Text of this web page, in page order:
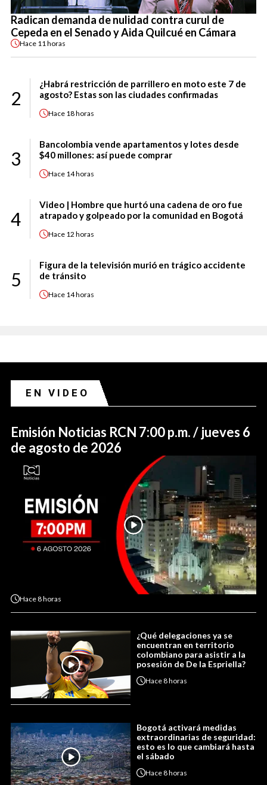
Radican demanda de nulidad contra curul de
Cepeda en el Senado y Aida Quilcué en Cámara
Hace 11 horas
2
¿Habrá restricción de parrillero en moto este 7 de
agosto? Estas son las ciudades confirmadas
Hace 18 horas
3
Bancolombia vende apartamentos y lotes desde
$40 millones: así puede comprar
Hace 14 horas
4
Video | Hombre que hurtó una cadena de oro fue
atrapado y golpeado por la comunidad en Bogotá
Hace 12 horas
5
Figura de la televisión murió en trágico accidente
de tránsito
Hace 14 horas
EN VIDEO
Emisión Noticias RCN 7:00 p.m. / jueves 6
de agosto de 2026
Hace8 horas
¿Qué delegaciones ya se
encuentran en territorio
colombiano para asistir a la
posesión de De la Espriella?
Hace8 horas
Bogotá activará medidas
extraordinarias de seguridad:
esto es lo que cambiará hasta
el sábado
Hace8 horas